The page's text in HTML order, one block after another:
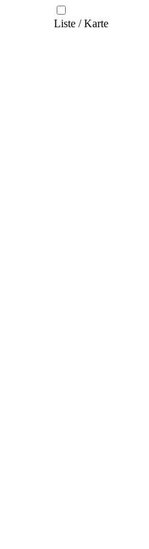
Liste / Karte